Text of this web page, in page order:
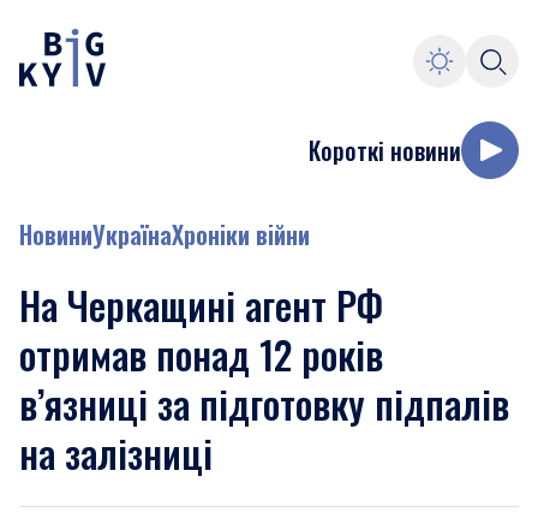
Короткі новини
НовиниУкраїнаХроніки війни
На Черкащині агент РФ
отримав понад 12 років
в’язниці за підготовку підпалів
на залізниці